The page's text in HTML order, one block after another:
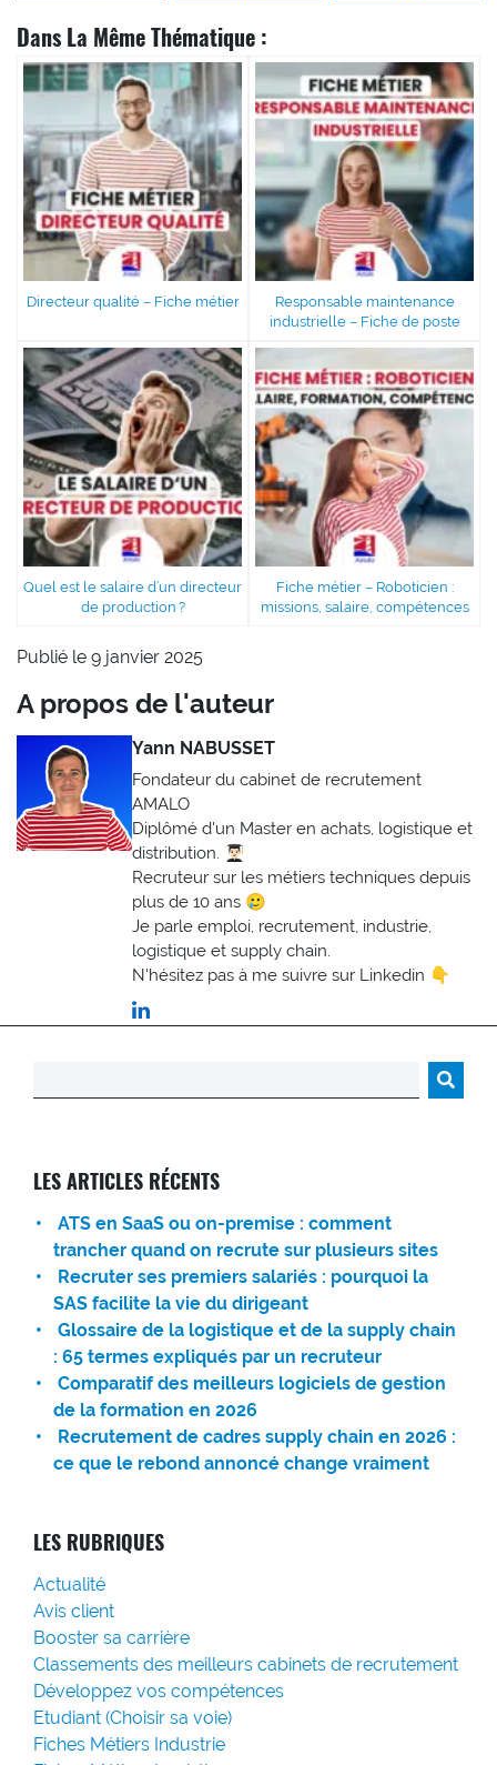
Dans La Même Thématique :
Directeur qualité – Fiche métier
Responsable maintenance
industrielle – Fiche de poste
Quel est le salaire d’un directeur
de production ?
Fiche métier – Roboticien :
missions, salaire, compétences
Publié le 9 janvier 2025
A propos de l'auteur
Yann NABUSSET
Fondateur du cabinet de recrutement
AMALO
Diplômé d'un Master en achats, logistique et
distribution. 👨🏻‍🎓
Recruteur sur les métiers techniques depuis
plus de 10 ans 🥲
Je parle emploi, recrutement, industrie,
logistique et supply chain.
N'hésitez pas à me suivre sur Linkedin 👇
LES ARTICLES RÉCENTS
ATS en SaaS ou on-premise : comment
trancher quand on recrute sur plusieurs sites
Recruter ses premiers salariés : pourquoi la
SAS facilite la vie du dirigeant
Glossaire de la logistique et de la supply chain
: 65 termes expliqués par un recruteur
Comparatif des meilleurs logiciels de gestion
de la formation en 2026
Recrutement de cadres supply chain en 2026 :
ce que le rebond annoncé change vraiment
LES RUBRIQUES
Actualité
Avis client
Booster sa carrière
Classements des meilleurs cabinets de recrutement
Développez vos compétences
Etudiant (Choisir sa voie)
Fiches Métiers Industrie